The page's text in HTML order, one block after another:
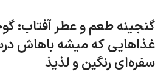
گنجینه طعم و عطر آفتاب:
غذاهایی که میشه باهاش
سفره‌ای رنگین و لذیذ